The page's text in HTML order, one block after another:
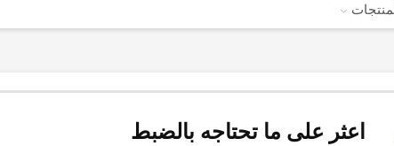
اعثر على ما تحتاجه بالضبط